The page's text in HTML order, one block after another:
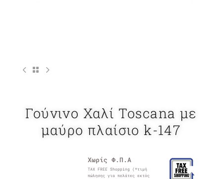
Γούνινο Χαλί Toscana με
μαύρο πλαίσιο k-147
Χωρίς Φ.Π.Α
TAX FREE Shopping (*τιμή
πώλησης για πελάτες εκτός